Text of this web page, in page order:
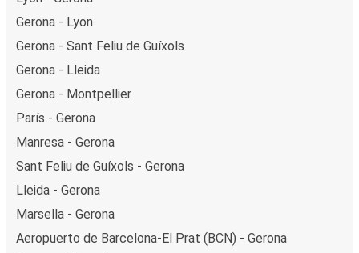
Gerona - Lyon
Gerona - Sant Feliu de Guíxols
Gerona - Lleida
Gerona - Montpellier
París - Gerona
Manresa - Gerona
Sant Feliu de Guíxols - Gerona
Lleida - Gerona
Marsella - Gerona
Aeropuerto de Barcelona-El Prat (BCN) - Gerona